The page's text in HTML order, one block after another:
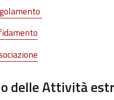
delle Attività